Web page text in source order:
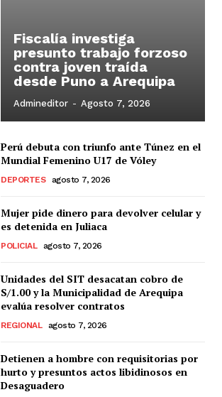
Fiscalía investiga
presunto trabajo forzoso
contra joven traída
desde Puno a Arequipa
Admineditor - Agosto 7, 2026
Perú debuta con triunfo ante Túnez en el
Mundial Femenino U17 de Vóley
DEPORTES agosto 7, 2026
Mujer pide dinero para devolver celular y
es detenida en Juliaca
POLICIAL agosto 7, 2026
Unidades del SIT desacatan cobro de
S/1.00 y la Municipalidad de Arequipa
evalúa resolver contratos
REGIONAL agosto 7, 2026
Detienen a hombre con requisitorias por
hurto y presuntos actos libidinosos en
Desaguadero